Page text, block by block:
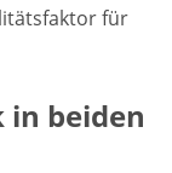
für
in beiden